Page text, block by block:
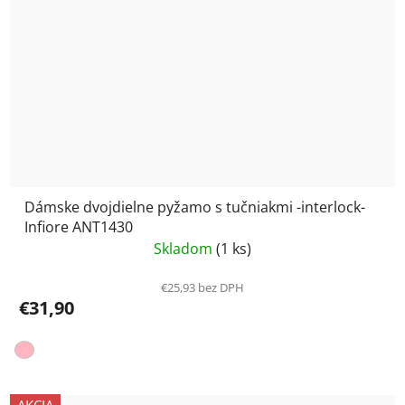
Dámske dvojdielne pyžamo s tučniakmi -interlock-
Infiore ANT1430
Skladom (1 ks)
€25,93 bez DPH
€31,90